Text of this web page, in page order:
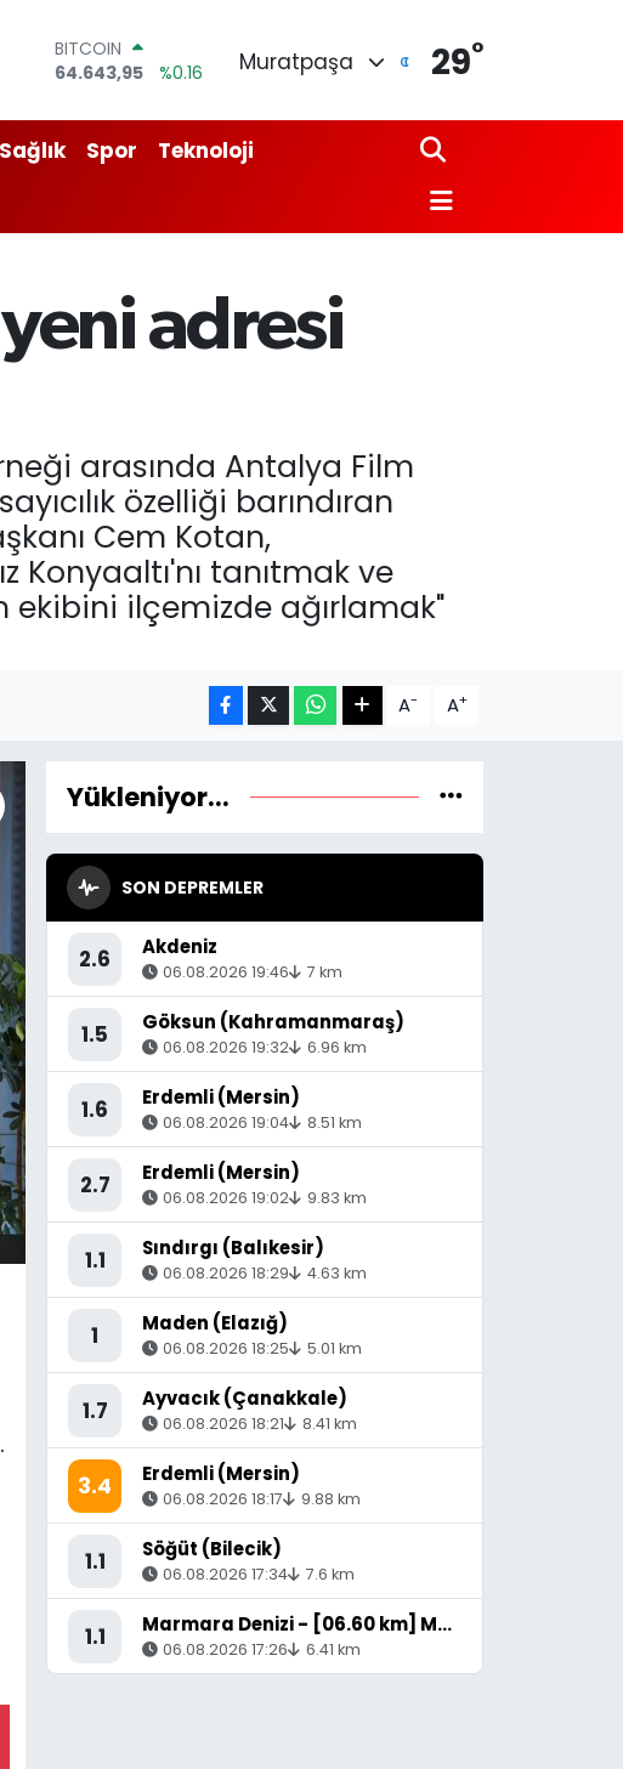
DOLAR
47,6006
%0.06
55,0250
%0.02
STERLİN
64,2398
Muratpaşa 29°
Sağlık Spor
Teknoloji
adresi
arasında Antalya Film
özelliği barındıran
Cem Kotan,
Konyaaltı'nı tanıtmak ve
ilçemizde ağırlamak"
A- A+
Yükleniyor...
SON DEPREMLER
2.6 Akdeniz
06.08.2026 19:46 7 km
1.5 Göksun (Kahramanmaraş)
06.08.2026 19:32 6.96 km
1.6 Erdemli (Mersin)
06.08.2026 19:04 8.51 km
2.7 Erdemli (Mersin)
06.08.2026 19:02 9.83 km
1.1 Sındırgı (Balıkesir)
06.08.2026 18:29 4.63 km
1 Maden (Elazığ)
06.08.2026 18:25 5.01 km
1.7 Ayvacık (Çanakkale)
06.08.2026 18:21 8.41 km
3.4 Erdemli (Mersin)
06.08.2026 18:17 9.88 km
1.1 Söğüt (Bilecik)
06.08.2026 17:34 7.6 km
1.1 Marmara Denizi - [06.60 km] Marmara (Balıkesir)
06.08.2026 17:26 6.41 km